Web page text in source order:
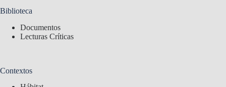
Biblioteca
Documentos
Lecturas Críticas
Contextos